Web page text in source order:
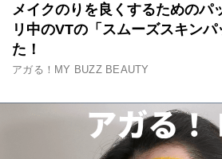
メイクのりを良くするためのパ
リ中のVTの「スムーズスキン
た！
アガる！MY BUZZ BEAUTY